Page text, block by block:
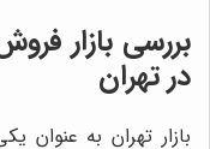
بررسی بازار
در تهران
بازار تهران به عنوان